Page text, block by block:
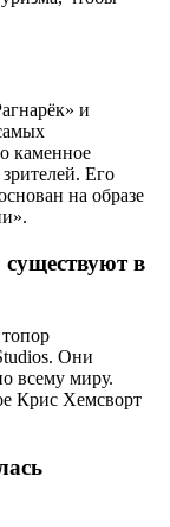
и
каменное
Его
на образе
в
Они
всему миру.
Крис Хемсворт